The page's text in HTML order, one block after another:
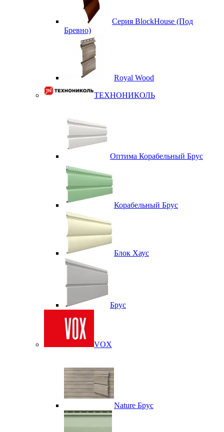
Серия BlockHouse (Под
Бревно)
Royal Wood
ТЕХНОНИКОЛЬ
Оптима Корабельный Брус
Корабельный Брус
Блок Хаус
Брус
VOX
Nature Брус